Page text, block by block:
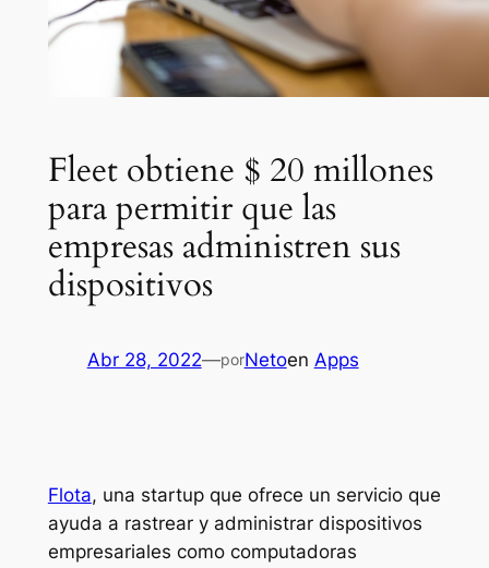
Fleet obtiene $ 20 millones
para permitir que las
empresas administren sus
dispositivos
Abr 28, 2022—porNetoen Apps
Flota, una startup que ofrece un servicio que
ayuda a rastrear y administrar dispositivos
empresariales como computadoras